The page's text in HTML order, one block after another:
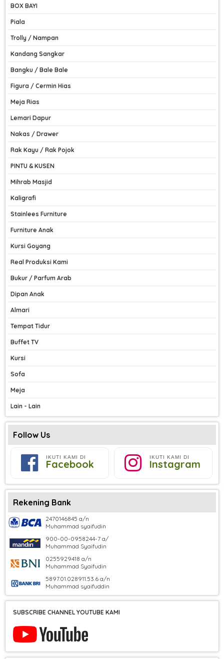
BOX BAYI
Piala
Trolly / Nampan
Kandang Sangkar
Bangku / Bale Bale
Figura / Cermin Hias
Meja Rias
Lemari Dapur
Nakas / Drawer
Rak Kayu / Rak Pojok
PINTU & KUSEN
Mihrab Masjid
Kaligrafi
Stainlees Furniture
Furniture Anak
Kursi Goyang
Real Produksi Kami
Bukur / Parfum Arab
Dipan Anak
Almari
Tempat Tidur
Buffet TV
Kursi
Sofa
Meja
Lain - Lain
Follow Us
IKUTI KAMI DI
Facebook
IKUTI KAMI DI
Instagram
Rekening Bank
2470146845 a/n
Muhammad syaifudin
900-00-0958244-7 a/
Muhammad Syaifudin
0255929418 a/n
Muhammad Syaifudin
5897.01.028911.53.6 a/n
Muhammad syaifuddin
SUBSCRIBE CHANNEL YOUTUBE KAMI